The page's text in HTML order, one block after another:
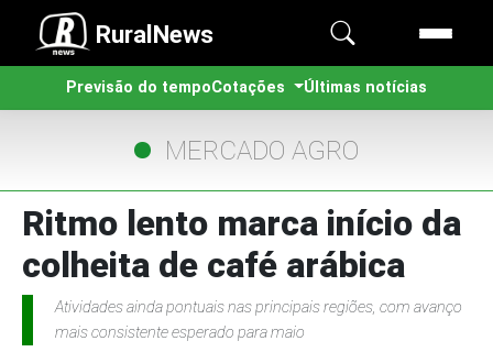
RuralNews
Previsão do tempoCotações Últimas notícias
MERCADO AGRO
Ritmo lento marca início da
colheita de café arábica
Atividades ainda pontuais nas principais regiões, com avanço
mais consistente esperado para maio